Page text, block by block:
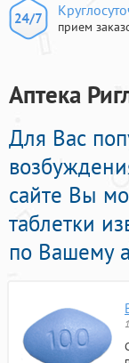
прием
Аптека
Для Вас
сайте Вы
таблетки
по Вашему